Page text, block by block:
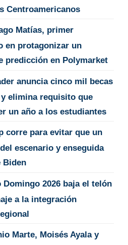
Centroamericanos
Matías, primer
en protagonizar un
predicción en Polymarket
anuncia cinco mil becas
elimina requisito que
un año a los estudiantes
corre para evitar que un
escenario y enseguida
Biden
Domingo 2026 baja el telón
a la integración
Marte, Moisés Ayala y